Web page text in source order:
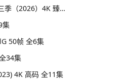
脱口秀和Ta的朋友们 第三季（2026）4K 臻彩MAX+ 50FPS 高码率 更0731期
集
50帧 全6集
34集
4K 高码 全11集